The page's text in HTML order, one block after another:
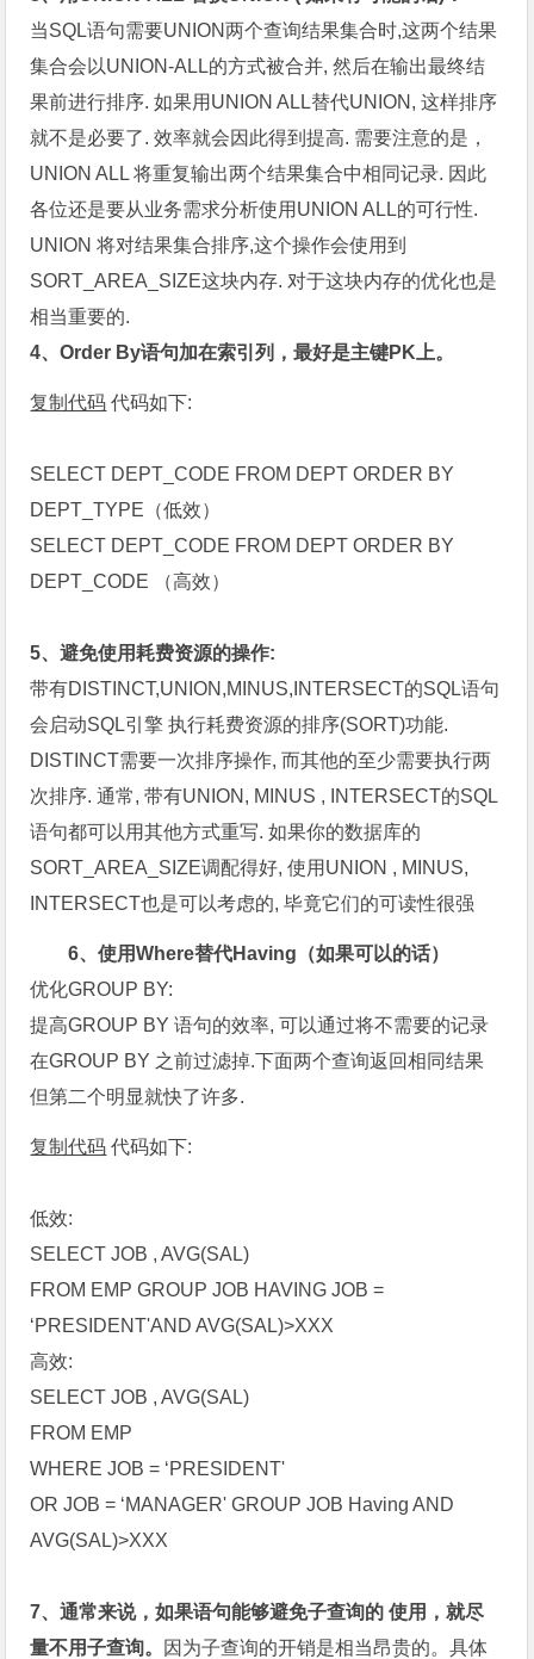
当SQL语句需要UNION两个查询结果集合时,这两个结果
集合会以UNION-ALL的方式被合并, 然后在输出最终结
果前进行排序. 如果用UNION ALL替代UNION, 这样排序
就不是必要了. 效率就会因此得到提高. 需要注意的是，
UNION ALL 将重复输出两个结果集合中相同记录. 因此
各位还是要从业务需求分析使用UNION ALL的可行性.
UNION 将对结果集合排序,这个操作会使用到
SORT_AREA_SIZE这块内存. 对于这块内存的优化也是
相当重要的.
4、Order By语句加在索引列，最好是主键PK上。
复制代码 代码如下:
SELECT DEPT_CODE FROM DEPT ORDER BY
DEPT_TYPE（低效）
SELECT DEPT_CODE FROM DEPT ORDER BY
DEPT_CODE （高效）
5、避免使用耗费资源的操作:
带有DISTINCT,UNION,MINUS,INTERSECT的SQL语句
会启动SQL引擎 执行耗费资源的排序(SORT)功能.
DISTINCT需要一次排序操作, 而其他的至少需要执行两
次排序. 通常, 带有UNION, MINUS , INTERSECT的SQL
语句都可以用其他方式重写. 如果你的数据库的
SORT_AREA_SIZE调配得好, 使用UNION , MINUS,
INTERSECT也是可以考虑的, 毕竟它们的可读性很强
6、使用Where替代Having（如果可以的话）
优化GROUP BY:
提高GROUP BY 语句的效率, 可以通过将不需要的记录
在GROUP BY 之前过滤掉.下面两个查询返回相同结果
但第二个明显就快了许多.
复制代码 代码如下:
低效:
SELECT JOB , AVG(SAL)
FROM EMP GROUP JOB HAVING JOB =
‘PRESIDENT'AND AVG(SAL)>XXX
高效:
SELECT JOB , AVG(SAL)
FROM EMP
WHERE JOB = ‘PRESIDENT'
OR JOB = ‘MANAGER' GROUP JOB Having AND
AVG(SAL)>XXX
7、通常来说，如果语句能够避免子查询的 使用，就尽
量不用子查询。 因为子查询的开销是相当昂贵的。具体